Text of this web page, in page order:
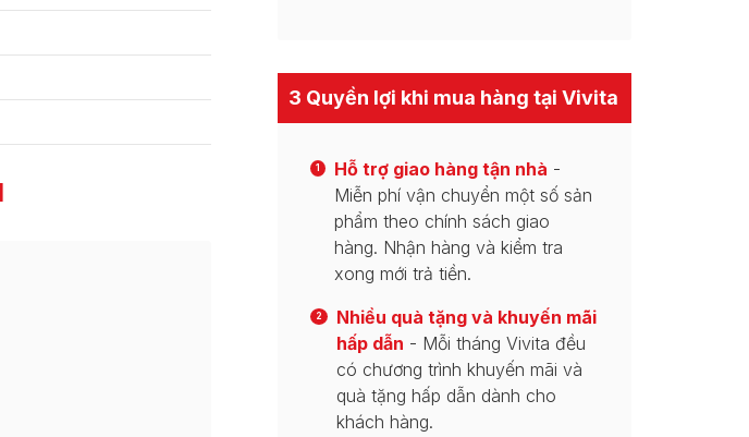
3 Quyền lợi khi mua hàng tại Vivita
1 Hỗ trợ giao hàng tận nhà -
Miễn phí vận chuyển một số sản
phẩm theo chính sách giao
hàng. Nhận hàng và kiểm tra
xong mới trả tiền.
2
Nhiều quà tặng và khuyến mãi
hấp dẫn - Mỗi tháng Vivita đều
có chương trình khuyến mãi và
quà tặng hấp dẫn dành cho
khách hàng.